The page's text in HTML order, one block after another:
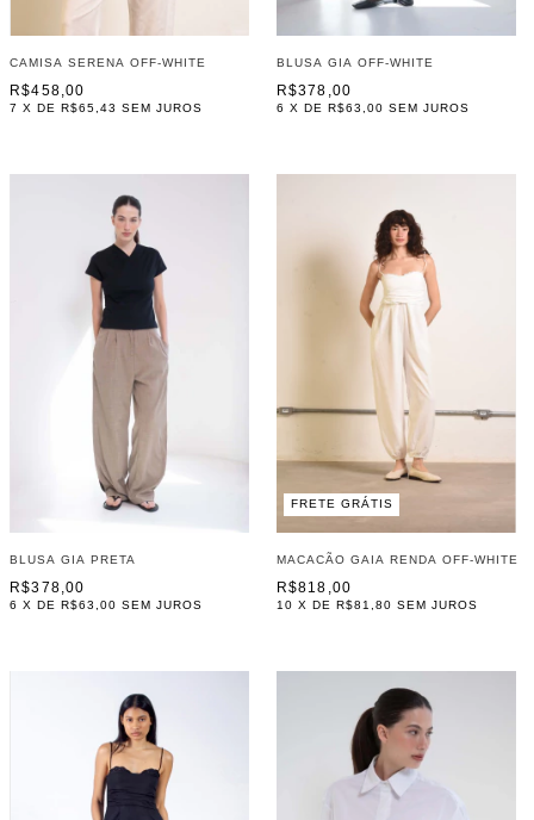
CAMISA SERENA OFF-WHITE
R$458,00
7 X DER$65,43 SEM JUROS
BLUSA GIA OFF-WHITE
R$378,00
6 X DE R$63,00 SEM JUROS
BLUSA GIA PRETA
R$378,00
6 X DER$63,00 SEM JUROS
FRETE GRÁTIS
MACACÃO GAIA RENDA OFF-WHITE
R$818,00
10 X DE R$81,80 SEM JUROS